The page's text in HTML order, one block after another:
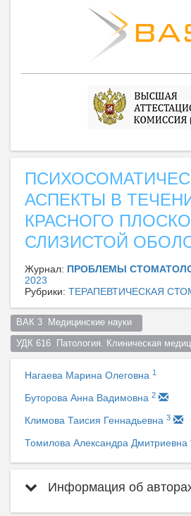
АСПЕКТЫ В
КРАСНОГО
СЛИЗИСТОЙ
Журнал: ПРОБЛЕМЫ
2023
Рубрики: ТЕРАПЕВТИЧЕСКАЯ
ВАК 3  Медицинские науки
УДК 616  Патология. Клиническая
Нагаева Марина Олеговна 1
Буторова Анна Вадимовна 2
Климова Таисия Геннадьевна 3
Томилова Александра Дмитриевна
Информация об